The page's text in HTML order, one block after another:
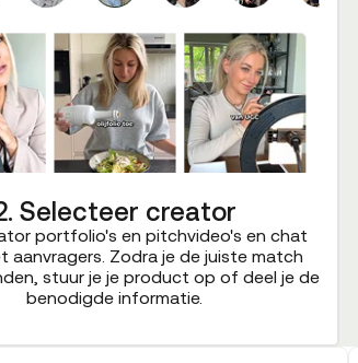
Selecteer creator
portfolio's en pitchvideo's en chat
aanvragers. Zodra je de juiste match
stuur je je product op of deel je de
benodigde informatie.